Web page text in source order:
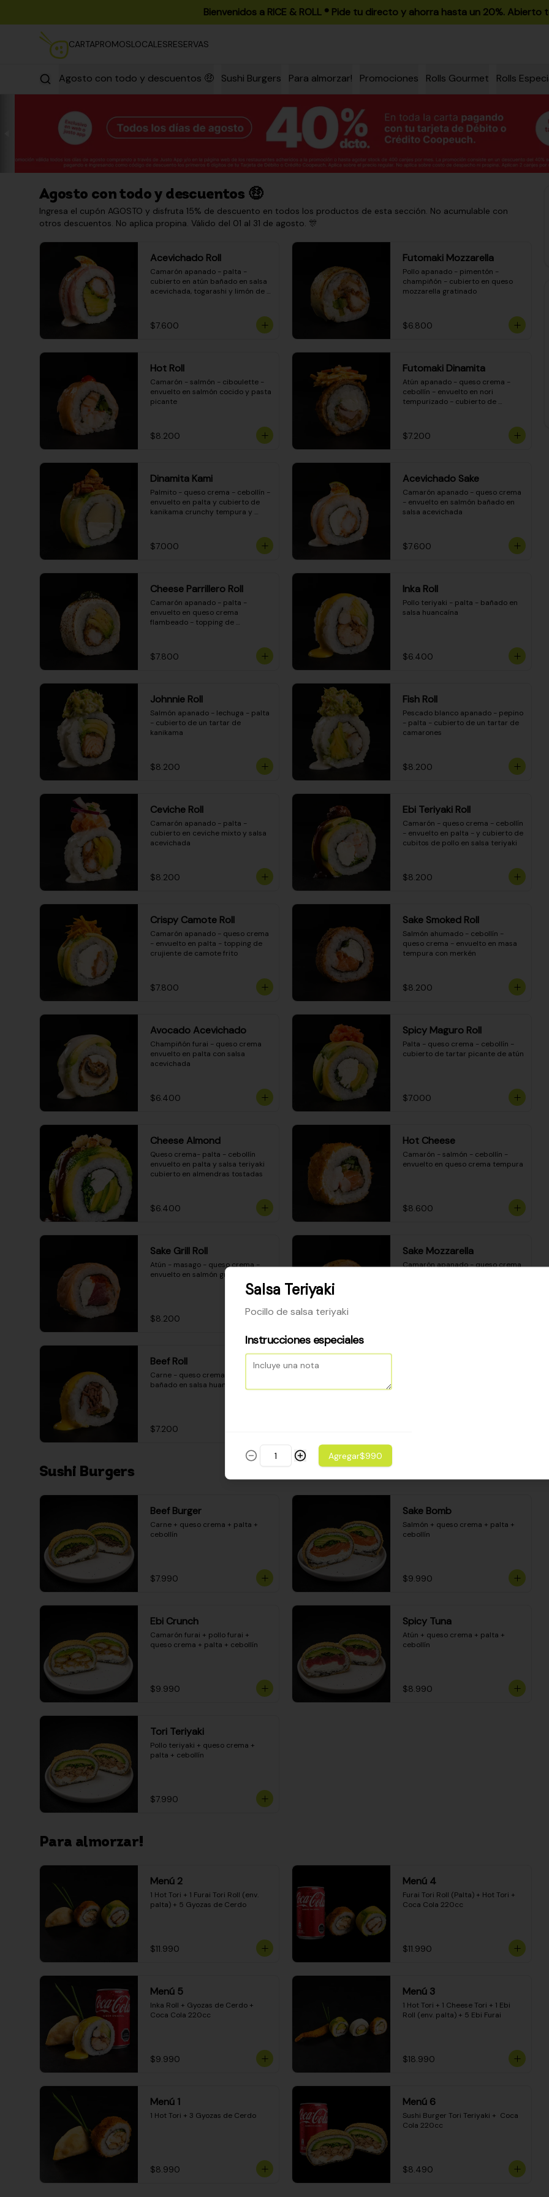
Bienvenidos a RICE & ROLL ®️ Pide tu directo y ahorra hasta un 20%. Abierto
CARTAPROMOSLOCALESRESERVAS
Agosto con todo y descuentos 🤑 Sushi Burgers Para almorzar! Promociones Rolls Gourmet Rolls
Agosto con todo y descuentos 🤑
Ingresa el cupón AGOSTO y disfruta 15% de descuento en todos los productos de esta sección. No acumulable con
otros descuentos. No aplica propina. Válido del 01 al 31 de agosto. 🎊
Acevichado Roll
Camarón apanado - palta -
cubierto en atún bañado en salsa
acevichada, togarashi y limón de
$7.600
Futomaki Mozzarella
Pollo apanado - pimentón -
champiñón - cubierto en queso
mozzarella gratinado
$6.800
Hot Roll
Camarón - salmón - ciboulette -
envuelto en salmón cocido y pasta
picante
$8.200
Futomaki Dinamita
Atún apanado - queso crema -
cebollín - envuelto en nori
tempurizado - cubierto de
$7.200
Dinamita Kami
Palmito - queso crema - cebollín -
envuelto en palta y cubierto de
kanikama crunchy tempura y
$7.000
Acevichado Sake
Camarón apanado - queso crema
- envuelto en salmón bañado en
salsa acevichada
$7.600
Cheese Parrillero Roll
Camarón apanado - palta -
envuelto en queso crema
flambeado - topping de
$7.800
Inka Roll
Pollo teriyaki - palta - bañado en
salsa huancaína
$6.400
Johnnie Roll
Salmón apanado - lechuga - palta
- cubierto de un tartar de
kanikama
$8.200
Fish Roll
Pescado blanco apanado - pepino
- palta - cubierto de un tartar de
camarones
$8.200
Ceviche Roll
Camarón apanado - palta -
cubierto en ceviche mixto y salsa
acevichada
$8.200
Ebi Teriyaki Roll
Camarón - queso crema - cebollín
- envuelto en palta - y cubierto de
cubitos de pollo en salsa teriyaki
$8.200
Crispy Camote Roll
Camarón apanado - queso crema
- envuelto en palta - topping de
crujiente de camote frito
$7.800
Sake Smoked Roll
Salmón ahumado - cebollín -
queso crema - envuelto en masa
tempura con merkén
$8.200
Avocado Acevichado
Champiñón furai - queso crema
envuelto en palta con salsa
acevichada
$6.400
Spicy Maguro Roll
Palta - queso crema - cebollín -
cubierto de tartar picante de atún
$7.000
Cheese Almond
Queso crema- palta - cebollín
envuelto en palta y salsa teriyaki
cubierto en almendras tostadas
$6.400
Hot Cheese
Camarón - salmón - cebollín -
envuelto en queso crema tempura
$8.600
Sake Grill Roll
Atún - masago - queso crema -
envuelto en salmón gratinado
$8.200
Sake Mozzarella
Camarón apanado - queso crema
Beef Roll
Carne - queso crema - pimentón -
bañado en salsa huancaína
$7.200
Sushi Burgers
Beef Burger
Carne + queso crema + palta +
cebollín
$7.990
Sake Bomb
Salmón + queso crema + palta +
cebollín
$9.990
Ebi Crunch
Camarón furai + pollo furai +
queso crema + palta + cebollín
$9.990
Spicy Tuna
Atún + queso crema + palta +
cebollín
$8.990
Tori Teriyaki
Pollo teriyaki + queso crema +
palta + cebollín
$7.990
Para almorzar!
Menú 2
1 Hot Tori + 1 Furai Tori Roll (env.
palta) + 5 Gyozas de Cerdo
$11.990
Menú 4
Furai Tori Roll (Palta) + Hot Tori +
Coca Cola 220cc
$11.990
Menú 5
Inka Roll + Gyozas de Cerdo +
Coca Cola 220cc
$9.990
Menú 3
1 Hot Tori + 1 Cheese Tori + 1 Ebi
Roll (env. palta) + 5 Ebi Furai
$18.990
Menú 1
1 Hot Tori + 3 Gyozas de Cerdo
$8.990
Menú 6
Sushi Burger Tori Teriyaki +  Coca
Cola 220cc
$8.490
Salsa Teriyaki
Pocillo de salsa teriyaki
Instrucciones especiales
Agregar$990